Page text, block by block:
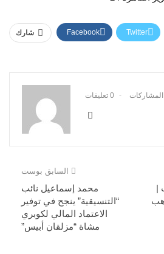
شارك Facebook Twitter
0 تعليقات
السابق بوست
محمد إسماعيل نائب
“التنسيقية” ينجح في توفير
الاعتماد المالي لكوبري
مشاة “مزلقان أبيس”